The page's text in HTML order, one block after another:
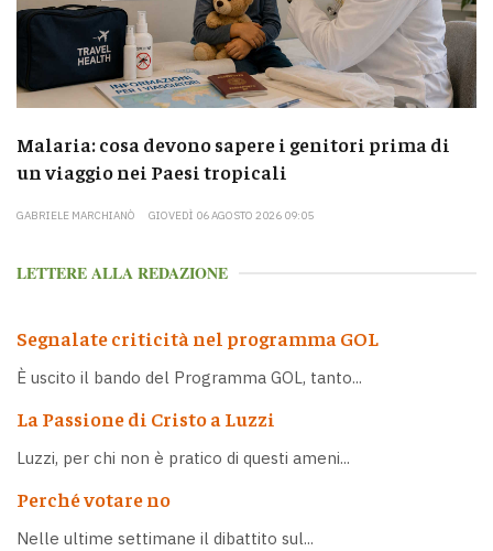
Malaria: cosa devono sapere i genitori prima di
un viaggio nei Paesi tropicali
GABRIELE MARCHIANÒ GIOVEDÌ 06 AGOSTO 2026 09:05
LETTERE ALLA REDAZIONE
Segnalate criticità nel programma GOL
È uscito il bando del Programma GOL, tanto...
La Passione di Cristo a Luzzi
Luzzi, per chi non è pratico di questi ameni...
Perché votare no
Nelle ultime settimane il dibattito sul...